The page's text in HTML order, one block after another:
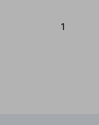
1(Atual)